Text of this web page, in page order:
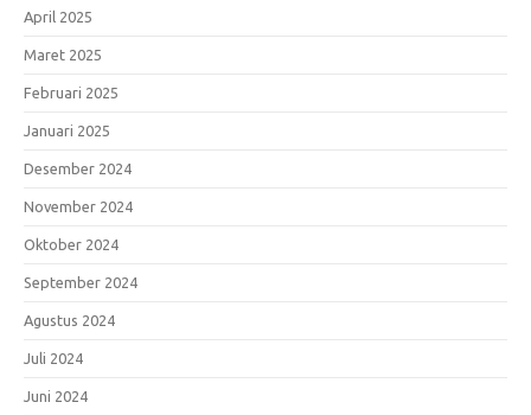
April 2025
Maret 2025
Februari 2025
Januari 2025
Desember 2024
November 2024
Oktober 2024
September 2024
Agustus 2024
Juli 2024
Juni 2024